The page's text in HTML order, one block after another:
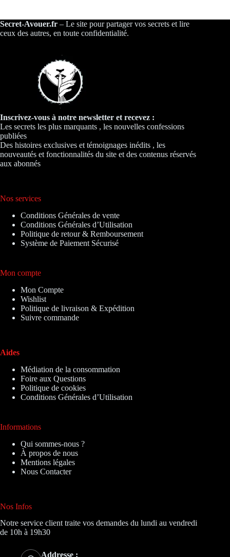
Secret-Avouer.fr – Le site pour partager vos secrets et lire
ceux des autres, en toute confidentialité.
Inscrivez-vous à notre newsletter et recevez :
Les secrets les plus marquants , les nouvelles confessions
publiées
Des histoires exclusives et témoignages inédits , les
nouveautés et fonctionnalités du site et des contenus réservés
aux abonnés
Nos services
Conditions Générales de vente
Conditions Générales d’Utilisation
Politique de retour & Remboursement
Système de Paiement Sécurisé
Mon compte
Mon Compte
Wishlist
Politique de livraison & Expédition
Suivre commande
Aides
Médiation de la consommation
Foire aux Questions
Politique de cookies
Conditions Générales d’Utilisation
Informations
Qui sommes-nous ?
À propos de nous
Mentions légales
Nous Contacter
Nos Infos
Notre service client traite vos demandes du lundi au vendredi
de 10h à 19h30
Addresse :